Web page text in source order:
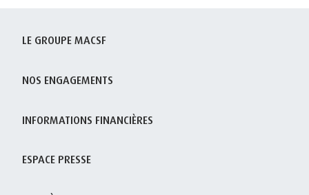
LE GROUPE MACSF
NOS ENGAGEMENTS
INFORMATIONS FINANCIÈRES
ESPACE PRESSE